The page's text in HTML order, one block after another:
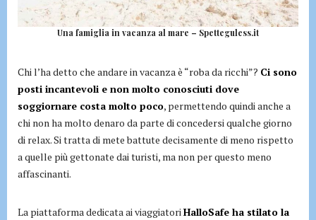
Una famiglia in vacanza al mare – Spetteguless.it
Chi l’ha detto che andare in vacanza è “roba da ricchi”? Ci sono
posti incantevoli e non molto conosciuti dove
soggiornare costa molto poco, permettendo quindi anche a
chi non ha molto denaro da parte di concedersi qualche giorno
di relax. Si tratta di mete battute decisamente di meno rispetto
a quelle più gettonate dai turisti, ma non per questo meno
affascinanti.
La piattaforma dedicata ai viaggiatoriHalloSafe ha stilato la